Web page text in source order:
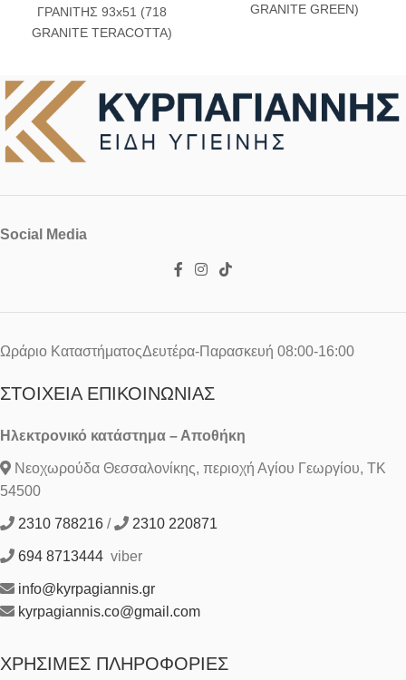
ΓΡΑΝΙΤΗΣ 93x51 (718
GRANITE TERACOTTA)
GRANITE GREEN)
Social Media
Ωράριο ΚαταστήματοςΔευτέρα-Παρασκευή 08:00-16:00
ΣΤΟΙΧΕΊΑ ΕΠΙΚΟΙΝΩΝΊΑΣ
Ηλεκτρονικό κατάστημα – Αποθήκη
Νεοχωρούδα Θεσσαλονίκης, περιοχή Αγίου Γεωργίου, ΤΚ
54500
2310 788216 / 2310 220871
694 8713444 viber
info@kyrpagiannis.gr
kyrpagiannis.co@gmail.com
ΧΡΉΣΙΜΕΣ ΠΛΗΡΟΦΟΡΊΕΣ